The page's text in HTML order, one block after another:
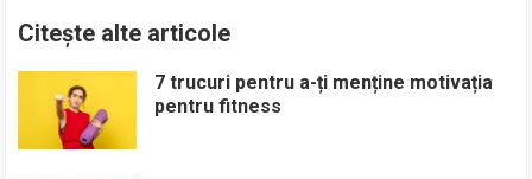
Citește alte articole
7 trucuri pentru a-ți menține motivația
pentru fitness